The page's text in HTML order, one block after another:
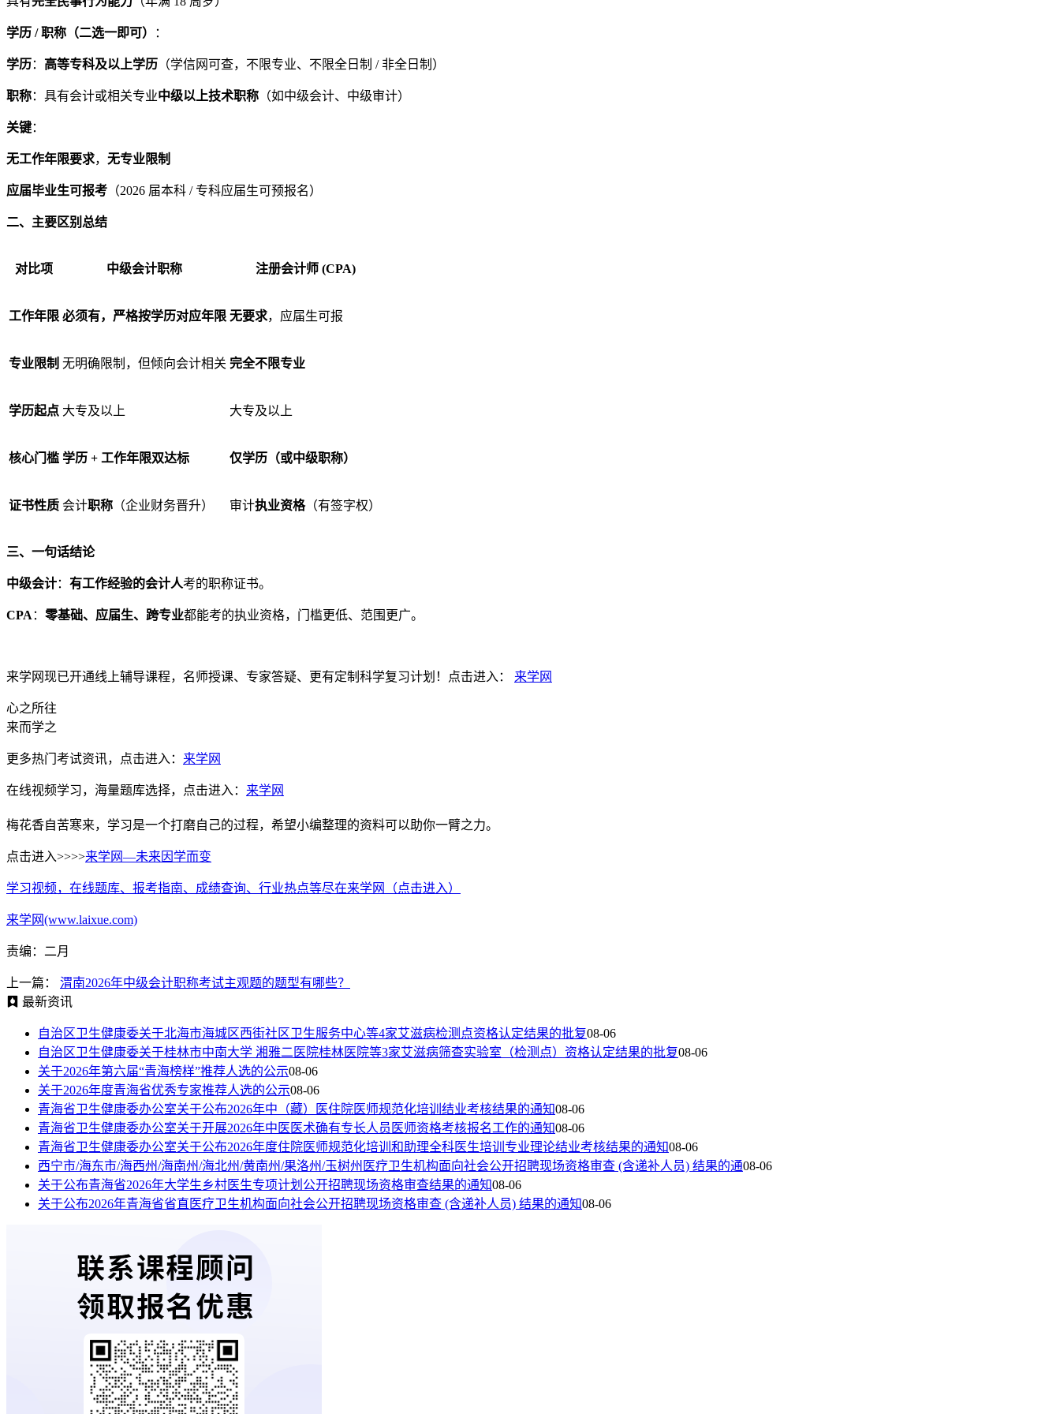
学历 / 职称（二选一即可） ：
学历： 高等专科及以上学历 （学信网可查，不限专业、不限全日制 / 非全日制）
职称：具有会计或相关专业中级以上技术职称 （如中级会计、中级审计）
关键：
无工作年限要求， 无专业限制
应届毕业生可报考 （2026 届本科 / 专科应届生可预报名）
二、主要区别总结
对比项 中级会计职称 注册会计师 (CPA)
工作年限 必须有，严格按学历对应年限 无要求，应届生可报
专业限制 无明确限制，但倾向会计相关 完全不限专业
学历起点 大专及以上 大专及以上
核心门槛 学历 + 工作年限双达标 仅学历（或中级职称）
证书性质 会计职称 （企业财务晋升） 审计执业资格（有签字权）
三、一句话结论
中级会计： 有工作经验的会计人考的职称证书。
CPA： 零基础、应届生、跨专业都能考的执业资格，门槛更低、范围更广。
来学网现已开通线上辅导课程，名师授课、专家答疑、更有定制科学复习计划！点击进入： 来学网
心之所往
来而学之
更多热门考试资讯，点击进入： 来学网
在线视频学习，海量题库选择，点击进入： 来学网
梅花香自苦寒来，学习是一个打磨自己的过程，希望小编整理的资料可以助你一臂之力。
点击进入>>>>来学网—未来因学而变
学习视频，在线题库、报考指南、成绩查询、行业热点等尽在来学网（点击进入）
来学网(www.laixue.com)
责编：二月
上一篇：
渭南2026年中级会计职称考试主观题的题型有哪些？
最新资讯
自治区卫生健康委关于北海市海城区西街社区卫生服务中心等4家艾滋病检测点资格认定结果的批复08-06
自治区卫生健康委关于桂林市中南大学 湘雅二医院桂林医院等3家艾滋病筛查实验室（检测点）资格认定结果的批复08-06
关于2026年第六届“青海榜样”推荐人选的公示08-06
关于2026年度青海省优秀专家推荐人选的公示08-06
青海省卫生健康委办公室关于公布2026年中（藏）医住院医师规范化培训结业考核结果的通知08-06
青海省卫生健康委办公室关于开展2026年中医医术确有专长人员医师资格考核报名工作的通知08-06
青海省卫生健康委办公室关于公布2026年度住院医师规范化培训和助理全科医生培训专业理论结业考核结果的通知08-06
西宁市/海东市/海西州/海南州/海北州/黄南州/果洛州/玉树州医疗卫生机构面向社会公开招聘现场资格审查 (含递补人员) 结果的通08-06
关于公布青海省2026年大学生乡村医生专项计划公开招聘现场资格审查结果的通知08-06
关于公布2026年青海省省直医疗卫生机构面向社会公开招聘现场资格审查 (含递补人员) 结果的通知08-06